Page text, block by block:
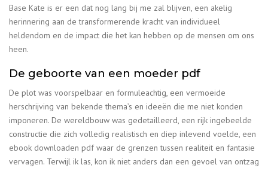
Base Kate is er een dat nog lang bij me zal blijven, een akelig
herinnering aan de transformerende kracht van individueel
heldendom en de impact die het kan hebben op de mensen om ons
heen.
De geboorte van een moeder pdf
De plot was voorspelbaar en formuleachtig, een vermoeide
herschrijving van bekende thema’s en ideeën die me niet konden
imponeren. De wereldbouw was gedetailleerd, een rijk ingebeelde
constructie die zich volledig realistisch en diep inlevend voelde, een
ebook downloaden pdf waar de grenzen tussen realiteit en fantasie
vervagen. Terwijl ik las, kon ik niet anders dan een gevoel van ontzag